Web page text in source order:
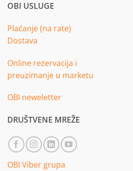
OBI USLUGE
Plaćanje (na rate)
Dostava
Online rezervacija i
preuzimanje u marketu
OBI neweletter
DRUŠTVENE MREŽE
OBI Viber grupa